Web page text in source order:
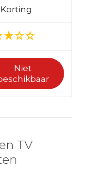
Niet
TV